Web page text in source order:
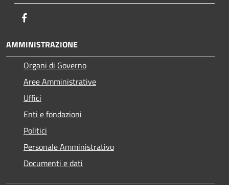
AMMINISTRAZIONE
Organi di Governo
Aree Amministrative
Uffici
Enti e fondazioni
Politici
Personale Amministrativo
Documenti e dati